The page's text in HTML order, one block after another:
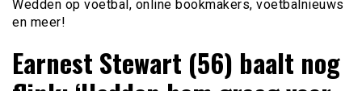
Wedden op voetbal, online bookmakers, voetbalnieuws
en meer!
Earnest Stewart (56) baalt nog